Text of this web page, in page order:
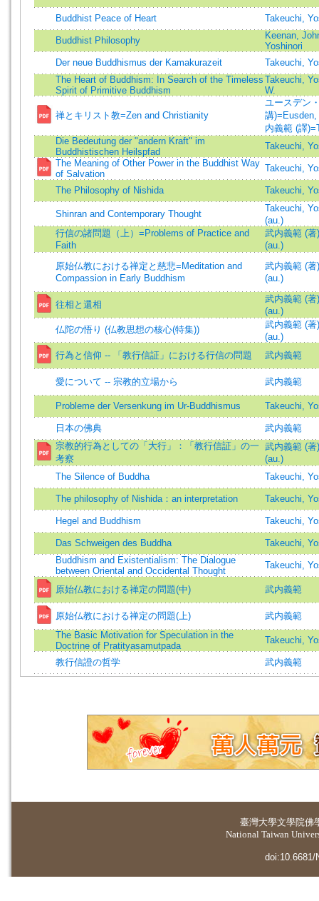
Buddhist Peace of Heart Takeuchi,
Buddhist Philosophy
Keenan,
Yoshinori
Der neue Buddhismus der Kamakurazeit
Takeuchi,
The Heart of Buddhism: In Search of the Timeless
Spirit of Primitive Buddhism
Takeuchi,
W.
禅とキリスト教=Zen and Christianity
ユースデン
講
内義範 (譯
Die Bedeutung der "andern Kraft" im
Buddhistischen Heilspfad
Takeuchi,
The Meaning of Other Power in the Buddhist Way
of Salvation
Takeuchi,
The Philosophy of Nishida Takeuchi,
Shinran and Contemporary Thought
Takeuchi,
(au.)
行信の諸問題（上）=Problems of Practice and
Faith
武内義範 (
(au.)
原始仏教における禅定と慈悲=Meditation and
Compassion in Early Buddhism
武内義範 (
(au.)
往相と還相
武内義範 (
(au.)
仏陀の悟り (仏教思想の核心(特集))
武内義範 (
(au.)
行為と信仰 -- 「教行信証」における行信の問題
武内義範
愛について -- 宗教的立場から 武内義範
Probleme der Versenkung im Ur-Buddhismus Takeuchi,
日本の佛典
武内義範
宗教的行為としての「大行」：「教行信証」の一
考察
武内義範 (
(au.)
The Silence of Buddha
Takeuchi,
The philosophy of Nishida：an interpretation Takeuchi,
Hegel and Buddhism Takeuchi,
Das Schweigen des Buddha
Takeuchi,
Buddhism and Existentialism: The Dialogue
between Oriental and Occidental Thought
Takeuchi,
原始仏教における禅定の問題(中) 武内義範
原始仏教における禅定の問題(上)
武内義範
The Basic Motivation for Speculation in the
Doctrine of Pratityasamutpada
Takeuchi,
教行信證の哲学 武内義範
臺灣大學文學院佛
National Taiwan
doi:10.6681/